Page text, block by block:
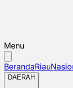
Menu
BerandaRiau
DAERAH